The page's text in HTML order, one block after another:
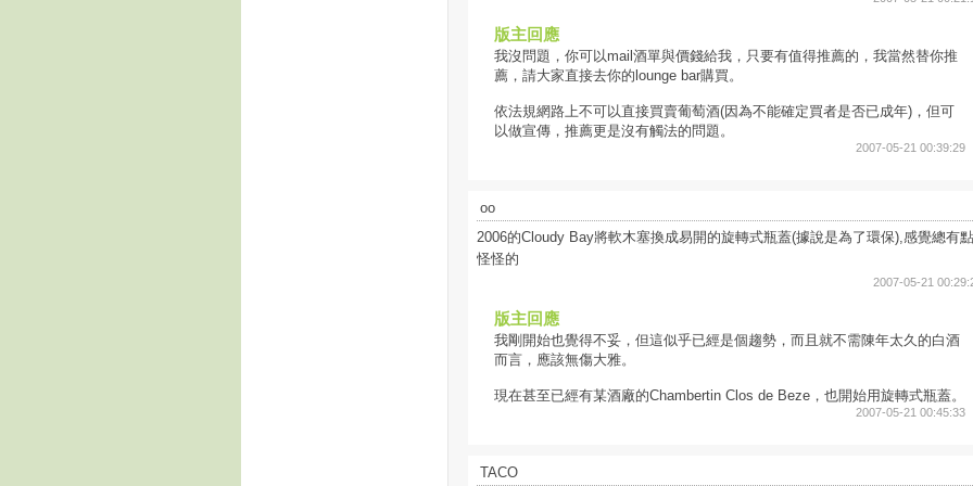
版主回應
我沒問題，你可以mail酒單與價錢給我，只要有值得推薦的，我當然替你推
薦，請大家直接去你的lounge bar購買。
依法規網路上不可以直接買賣葡萄酒(因為不能確定買者是否已成年)，但可
以做宣傳，推薦更是沒有觸法的問題。
2007-05-21 00:39:29
oo
2006的Cloudy Bay將軟木塞換成易開的旋轉式瓶蓋(據說是為了環保),感覺總有點
怪怪的
2007-05-21
版主回應
我剛開始也覺得不妥，但這似乎已經是個趨勢，而且就不需陳年太久的白酒
而言，應該無傷大雅。
現在甚至已經有某酒廠的Chambertin Clos de Beze，也開始用旋轉式瓶蓋。
2007-05-21 00:45:33
TACO